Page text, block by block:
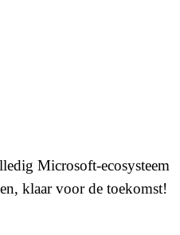
Microsoft-ecosysteem
klaar voor de toekomst!